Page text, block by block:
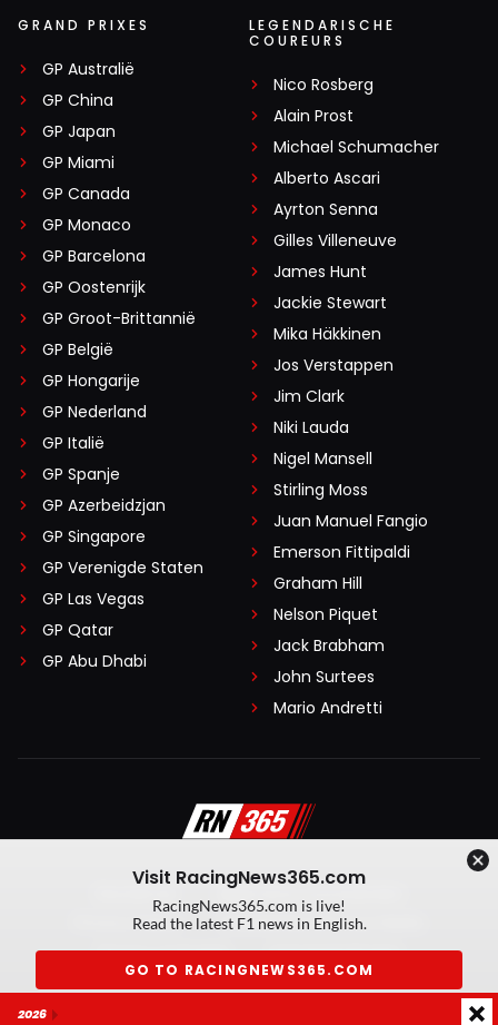
GRAND PRIXES
GP Australië
GP China
GP Japan
GP Miami
GP Canada
GP Monaco
GP Barcelona
GP Oostenrijk
GP Groot-Brittannië
GP België
GP Hongarije
GP Nederland
GP Italië
GP Spanje
GP Azerbeidzjan
GP Singapore
GP Verenigde Staten
GP Las Vegas
GP Qatar
GP Abu Dhabi
LEGENDARISCHE
COUREURS
Nico Rosberg
Alain Prost
Michael Schumacher
Alberto Ascari
Ayrton Senna
Gilles Villeneuve
James Hunt
Jackie Stewart
Mika Häkkinen
Jos Verstappen
Jim Clark
Niki Lauda
Nigel Mansell
Stirling Moss
Juan Manuel Fangio
Emerson Fittipaldi
Graham Hill
Nelson Piquet
Jack Brabham
John Surtees
Mario Andretti
Algemene voorwaarden
Privacy Policy
Created by On Your Marks
Privacy manager
Kansspeluitingen
Visit RacingNews365.com
RacingNews365.com is live!
Read the latest F1 news in English.
GO TO RACINGNEWS365.COM
2026